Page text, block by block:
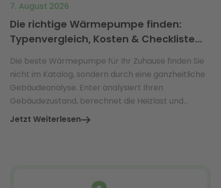
7. August 2026
Die richtige Wärmepumpe finden:
Typenvergleich, Kosten & Checkliste
Die beste Wärmepumpe für Ihr Zuhause finden Sie
nicht im Katalog, sondern durch eine ganzheitliche
Gebäudeanalyse. Enter analysiert Ihren
Gebäudezustand, berechnet die Heizlast und
empfiehlt die perfekt dimensionierte
Jetzt Weiterlesen